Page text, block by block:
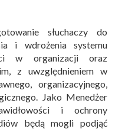
słuchaczy do
i wdrożenia systemu
w organizacji oraz
z uwzględnieniem w
organizacyjnego,
Jako Menedżer
i ochrony
będą mogli podjąć